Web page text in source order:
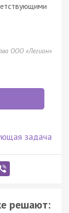
ООО «Легион»
задача
решают: